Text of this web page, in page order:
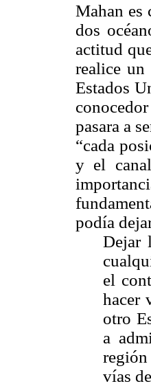
Mahan es
dos
actitud
realice
Estados
pasara a
“cada
y el
podía
Dejar
el
hacer
otro
a
vías